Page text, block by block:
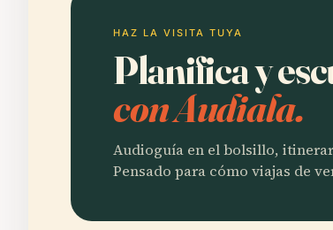
HAZ LA VISITA TUYA
Planifica y
con Audiala.
Audioguía en el bolsillo,
Pensado para cómo viajas de